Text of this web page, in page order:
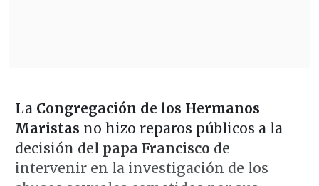
La Congregación de los Hermanos
Maristas no hizo reparos públicos a la
decisión del papa Francisco de
intervenir en la investigación de los